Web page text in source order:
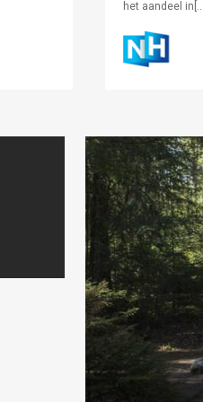
het aandeel